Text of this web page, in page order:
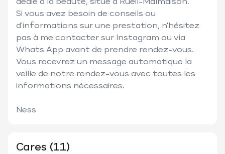
dédié à la beauté, situé à Rueil-Malmaison.
Si vous avez besoin de conseils ou
d'informations sur une prestation, n'hésitez
pas à me contacter sur Instagram ou via
Whats App avant de prendre rendez-vous.
Vous recevrez un message automatique la
veille de notre rendez-vous avec toutes les
informations nécessaires.
Ness
Cares (11)